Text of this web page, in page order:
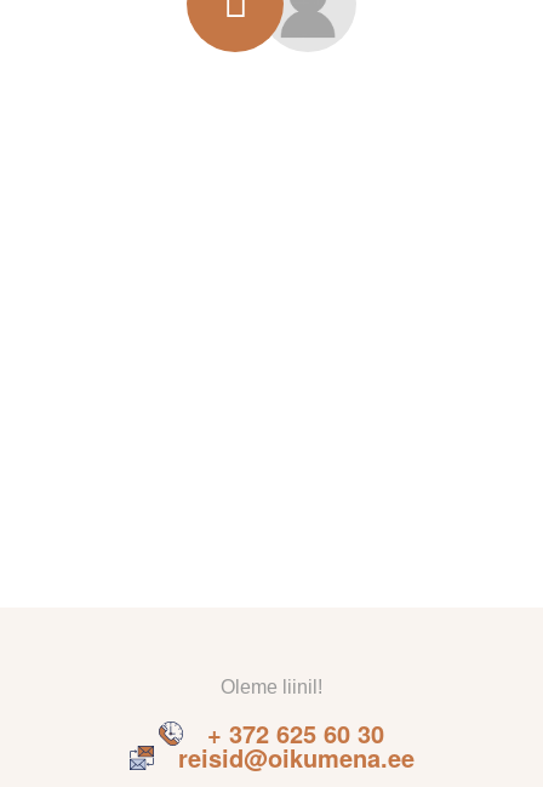
Oleme liinil!
+ 372 625 60 30
reisid@oikumena.ee